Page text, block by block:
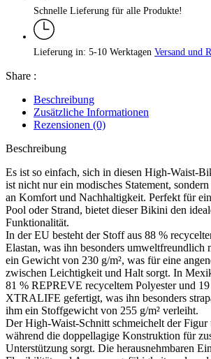
Schnelle Lieferung für alle Produkte!
Lieferung in: 5-10 Werktagen Versand und
Share :
Beschreibung
Zusätzliche Informationen
Rezensionen (0)
Beschreibung
Es ist so einfach, sich in diesen High-Waist-
ist nicht nur ein modisches Statement,
an Komfort und Nachhaltigkeit. Perfekt für
Pool oder Strand, bietet dieser Bikini den
Funktionalität.
In der EU besteht der Stoff aus 88 %
Elastan, was ihn besonders umweltfreundlich
ein Gewicht von 230 g/m², was für eine
zwischen Leichtigkeit und Halt sorgt. In
81 % REPREVE recyceltem Polyester und
XTRALIFE gefertigt, was ihn besonders
ihm ein Stoffgewicht von 255 g/m² verleiht.
Der High-Waist-Schnitt schmeichelt der Figur
während die doppellagige Konstruktion für
Unterstützung sorgt. Die herausnehmbaren